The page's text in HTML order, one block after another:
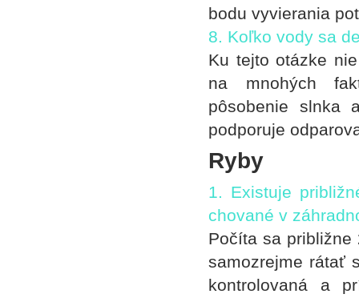
bodu vyvierania
8. Koľko vody sa
Ku tejto otázke
na mnohých
pôsobenie slnka
podporuje
Ryby
1. Existuje
chované v
Počíta sa približne
samozrejme rátať
kontrolovaná a